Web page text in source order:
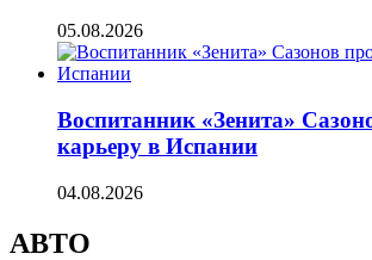
05.08.2026
Воспитанник «Зенита»
карьеру в Испании
04.08.2026
АВТО